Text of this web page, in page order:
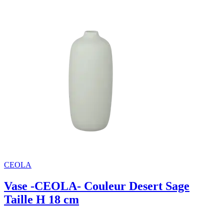
CEOLA
Vase -CEOLA- Couleur Desert Sage
Taille H 18 cm